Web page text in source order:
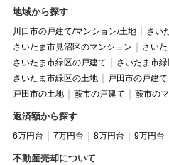
地域から探す
川口市の戸建て/マンション/土地
さい
さいたま市見沼区のマンション
さい
さいたま市緑区の戸建て
さいたま市
さいたま市緑区の土地
戸田市の戸建て
戸田市の土地
蕨市の戸建て 蕨市の
返済額から探す
6万円台 7万円台 8万円台 9万円台
不動産売却について